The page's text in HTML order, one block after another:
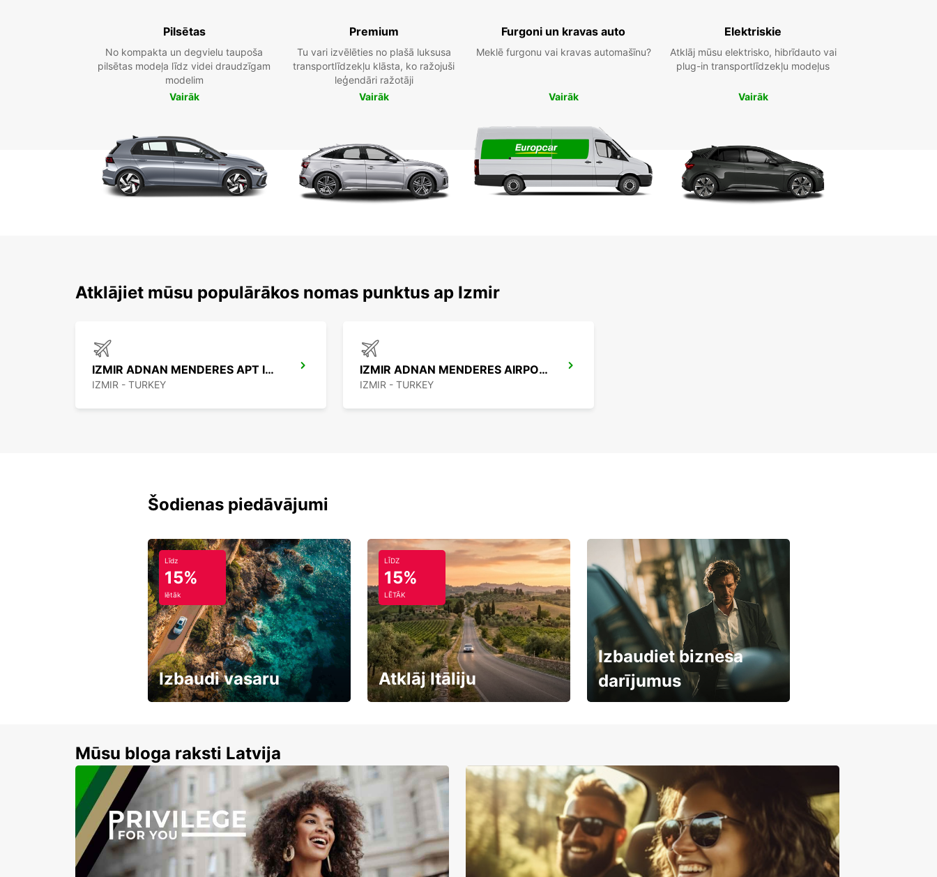
Pilsētas
No kompakta un degvielu taupoša
pilsētas modeļa līdz videi draudzīgam
modelim
Vairāk
Premium
Tu vari izvēlēties no plašā luksusa
transportlīdzekļu klāsta, ko ražojuši
leģendāri ražotāji
Vairāk
Furgoni un kravas auto
Meklē furgonu vai kravas automašīnu?
Vairāk
Elektriskie
Atklāj mūsu elektrisko, hibrīdauto vai
plug-in transportlīdzekļu modeļus
Vairāk
Atklājiet mūsu populārākos nomas punktus ap Izmir
IZMIR ADNAN MENDERES APT INTER
IZMIR - TURKEY
IZMIR ADNAN MENDERES AIRPORT DOMESTIC
IZMIR - TURKEY
Šodienas piedāvājumi
Līdz
15%
lētāk
Izbaudi vasaru
LĪDZ
15%
LĒTĀK
Atklāj Itāliju
Izbaudiet biznesa
darījumus
Mūsu bloga raksti Latvija